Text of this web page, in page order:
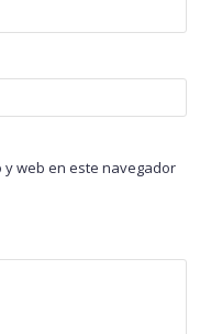
y web en este navegador